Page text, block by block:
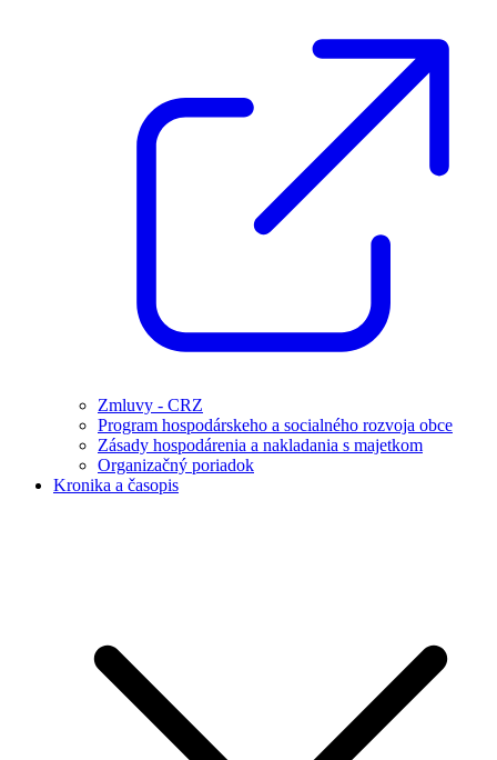
Zmluvy - CRZ
Program hospodárskeho a socialného rozvoja obce
Zásady hospodárenia a nakladania s majetkom
Organizačný poriadok
Kronika a časopis